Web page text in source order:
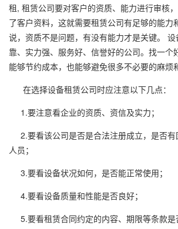
租, 租赁公司要对客户的资质、能力进行审核
了客户资料，这就需要租赁公司有足够的能力
说，资质不是问题，有没有能力才是关键。
靠、实力强、服务好、信誉好的公司。找一个
能够节约成本，也能够避免很多不必要的麻烦
在选择设备租赁公司时应注意以下几点：
1.要注意看企业的资质、资信及实力；
2.要看该公司是否是合法注册成立，是否有
人员；
3.要看设备状况如何，是否能正常使用；
4.要看设备质量和性能是否良好；
5.要看租赁合同约定的内容、期限等条款是